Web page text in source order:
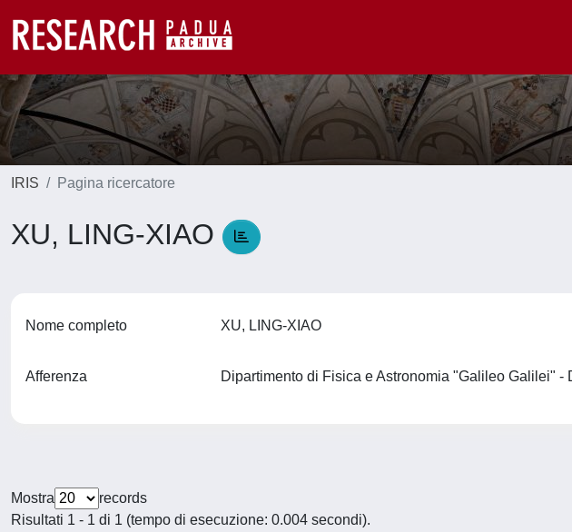
IRIS Pagina ricercatore
XU, LING-XIAO
Nome completo XU, LING-XIAO
Afferenza Dipartimento di Fisica e Astronomia "Galileo Galilei" -
Mostra
records
Risultati 1 - 1 di 1 (tempo di esecuzione: 0.004 secondi).